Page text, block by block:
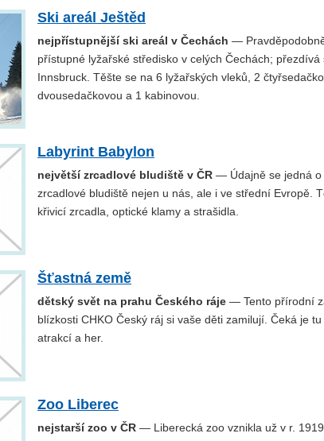
Ski areál Ještěd
nejpřístupnější ski areál v Čechách —
přístupné lyžařské středisko v celých Čechách; přezdívá
Innsbruck. Těšte se na 6 lyžařských vleků, 2
dvousedačkovou a 1 kabinovou.
Labyrint Babylon
největší zrcadlové bludiště v ČR — Údajně se jedná o
zrcadlové bludiště nejen u nás, ale i ve střední Evropě.
křivicí zrcadla, optické klamy a strašidla.
Šťastná země
dětský svět na prahu Českého ráje — Tento přírodní
blízkosti CHKO Český ráj si vaše děti zamilují. Čeká je
atrakcí a her.
Zoo Liberec
nejstarší zoo v ČR — Liberecká zoo vznikla už v r.